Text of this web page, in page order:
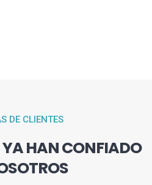
DE CLIENTES
YA HAN CONFIADO